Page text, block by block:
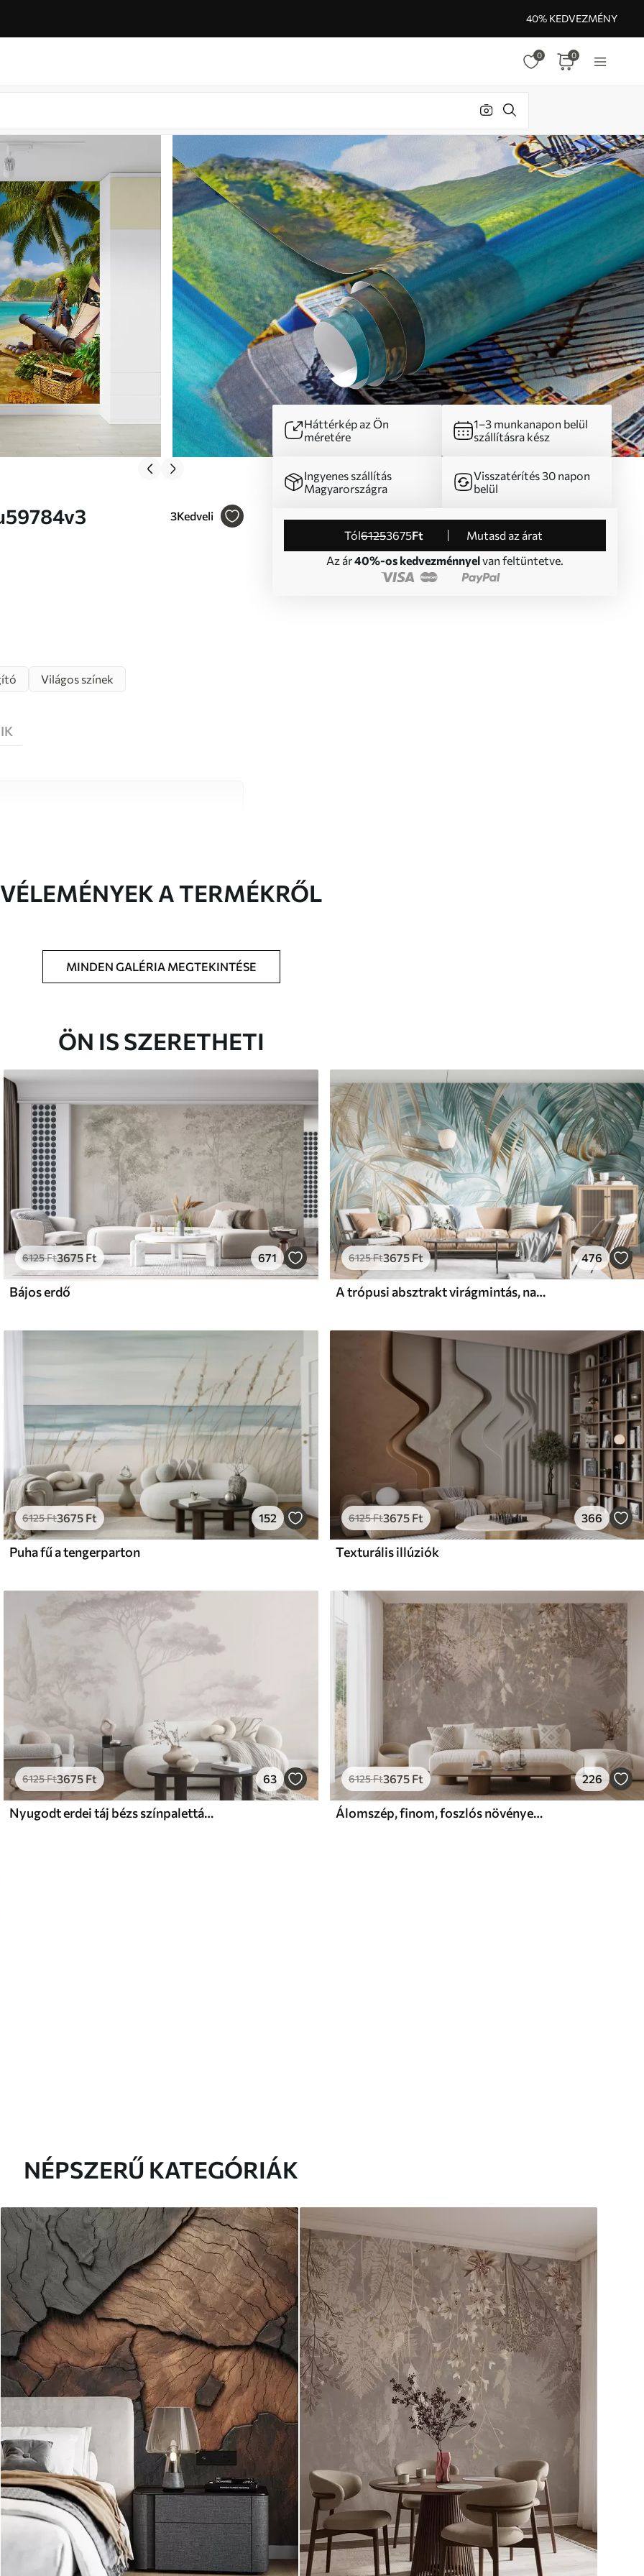
40% KEDVEZMÉNY
0 0
3Kedveli
Háttérkép az Ön
méretére
1–3 munkanapon belül
szállításra kész
Ingyenes szállítás
Magyarországra
Visszatérítés 30 napon
belül
Tól61253675Ft
Mutasd az árat
Az ár40%-os kedvezménnyelvan feltüntetve.
Világos színek
méretben nyomtatjuk ki, és legfeljebb 50
9499Ft/m²
and Stick
13600Ft/m²
VÉLEMÉNYEK A TERMÉKRŐL
MINDEN GALÉRIA MEGTEKINTÉSE
ÖN IS SZERETHETI
6125Ft3675 Ft 671
Bájos erdő
6125Ft3675Ft 476
A trópusi absztrakt virágmintás, nagy pálmalevelekkel, kék és bézs árnyalatokkal buja légkört teremt
6125Ft3675 Ft 152
Puha fű a tengerparton
6125Ft3675 Ft 366
Texturális illúziók
6125Ft3675 Ft 63
Nyugodt erdei táj bézs színpalettával
6125Ft3675 Ft 226
Álomszép, finom, foszlós növények, tüskék és virágok barna pasztell színekben, ködös, texturált háttér előtt
NÉPSZERŰ KATEGÓRIÁK